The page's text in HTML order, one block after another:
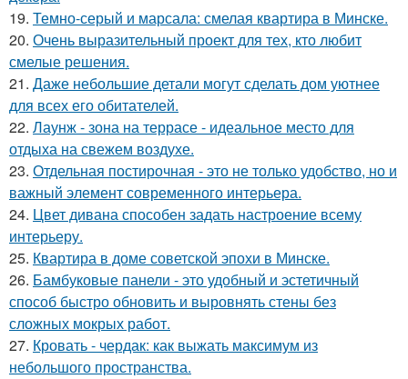
19. Темно-серый и марсала: смелая квартира в Минске.
20. Очень выразительный проект для тех, кто любит
смелые решения.
21. Даже небольшие детали могут сделать дом уютнее
для всех его обитателей.
22. Лаунж - зона на террасе - идеальное место для
отдыха на свежем воздухе.
23. Отдельная постирочная - это не только удобство, но и
важный элемент современного интерьера.
24. Цвет дивана способен задать настроение всему
интерьеру.
25. Квартира в доме советской эпохи в Минске.
26. Бамбуковые панели - это удобный и эстетичный
способ быстро обновить и выровнять стены без
сложных мокрых работ.
27. Кровать - чердак: как выжать максимум из
небольшого пространства.